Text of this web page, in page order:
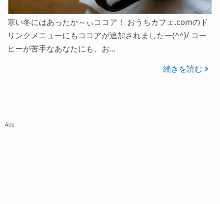
寒い冬にはあったか～ぃココア！ おうちカフェ.comのド
リンクメニューにもココアが追加されましたー(^^)/ コー
ヒーが苦手なあなたにも、お…
続きを読む
Ads